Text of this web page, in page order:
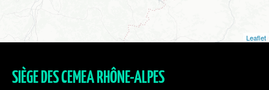
Leaflet
SIÈGE DES CEMEA RHÔNE-ALPES